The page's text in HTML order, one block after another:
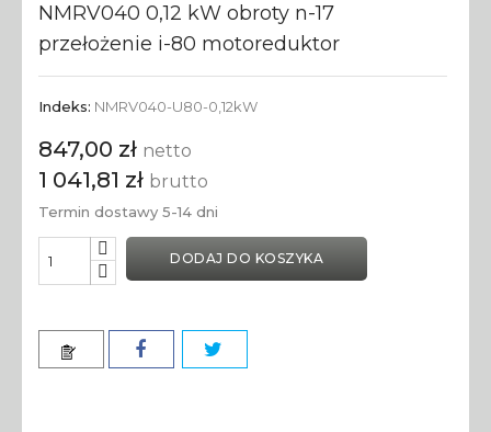
NMRV040 0,12 kW obroty n-17
przełożenie i-80 motoreduktor
Indeks: NMRV040-U80-0,12kW
847,00 zł netto
1 041,81 zł brutto
Termin dostawy 5-14 dni
DODAJ DO KOSZYKA